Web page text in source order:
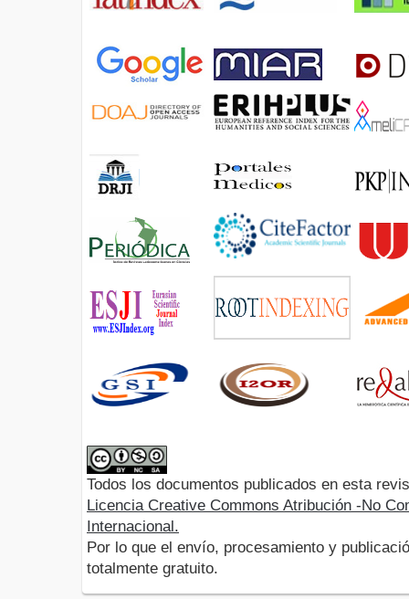
Todos los documentos publicados en esta
Licencia Creative Commons Atribución -No
Internacional.
Por lo que el envío, procesamiento y
totalmente gratuito.